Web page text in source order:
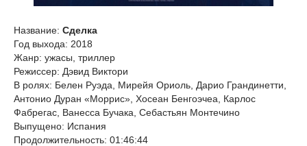
Название: Cделка
Год выхода: 2018
Жанр: ужасы, триллер
Режиссер: Дэвид Виктори
В ролях: Белен Руэда, Мирейя Ориоль, Дарио Грандинетти,
Антонио Дуран «Моррис», Хосеан Бенгоэчеа, Карлос
Фабрегас, Ванесса Бучака, Себастьян Монтечино
Выпущено: Испания
Продолжительность: 01:46:44